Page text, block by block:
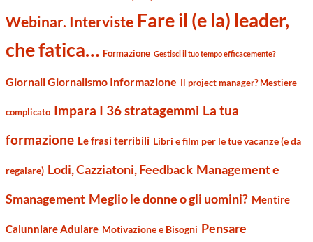
Webinar. Interviste Fare il (e la) leader,
che fatica… Formazione Gestisci il tuo tempo efficacemente?
Giornali Giornalismo Informazione Il project manager? Mestiere
complicato Impara I 36 stratagemmi La tua
formazione Le frasi terribili Libri e film per le tue vacanze (e da
regalare) Lodi, Cazziatoni, Feedback Management e
Smanagement Meglio le donne o gli uomini? Mentire
Calunniare Adulare Motivazione e Bisogni Pensare